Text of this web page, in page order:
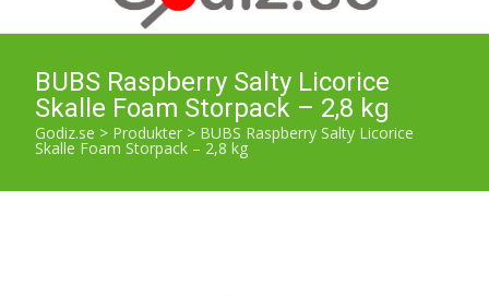
BUBS Raspberry Salty Licorice
Skalle Foam Storpack – 2,8 kg
Godiz.se > Produkter > BUBS Raspberry Salty Licorice
Skalle Foam Storpack – 2,8 kg